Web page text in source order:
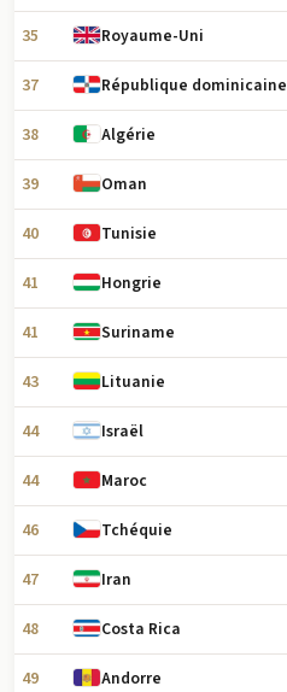
35 Royaume-Uni
37 République dominicaine
38 Algérie
39 Oman
40 Tunisie
41 Hongrie
41 Suriname
43 Lituanie
44 Israël
44 Maroc
46 Tchéquie
47 Iran
48 Costa Rica
49 Andorre